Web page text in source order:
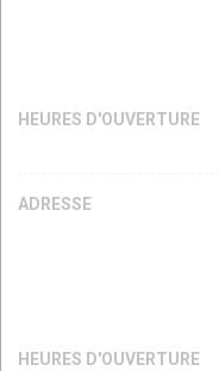
HEURES D'OUVERTURE
ADRESSE
HEURES D'OUVERTURE